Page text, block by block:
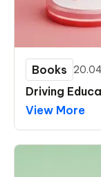
Driving
Books
View More